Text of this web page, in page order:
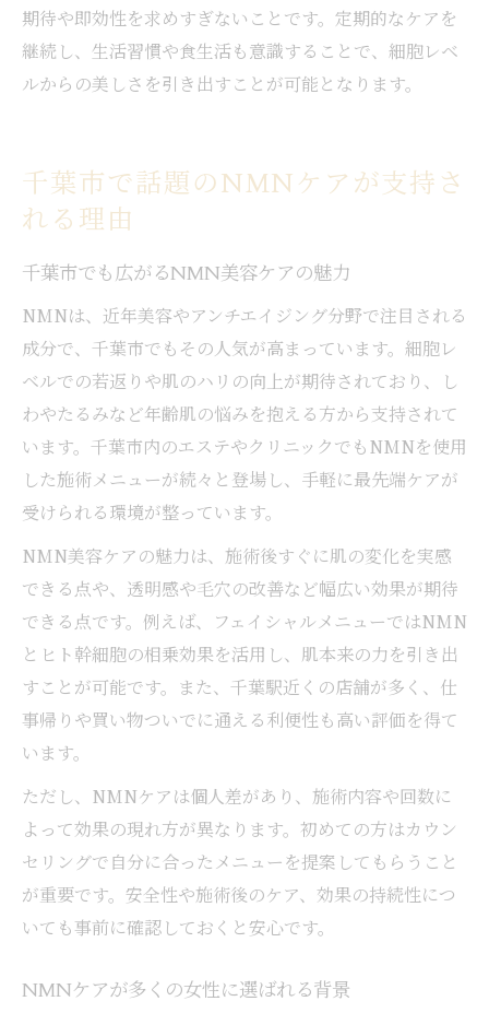
期待や即効性を求めすぎないことです。定期的なケアを
継続し、生活習慣や食生活も意識することで、細胞レベ
ルからの美しさを引き出すことが可能となります。
千葉市で話題のNMNケアが支持さ
れる理由
千葉市でも広がるNMN美容ケアの魅力
NMNは、近年美容やアンチエイジング分野で注目される
成分で、千葉市でもその人気が高まっています。細胞レ
ベルでの若返りや肌のハリの向上が期待されており、し
わやたるみなど年齢肌の悩みを抱える方から支持されて
います。千葉市内のエステやクリニックでもNMNを使用
した施術メニューが続々と登場し、手軽に最先端ケアが
受けられる環境が整っています。
NMN美容ケアの魅力は、施術後すぐに肌の変化を実感
できる点や、透明感や毛穴の改善など幅広い効果が期待
できる点です。例えば、フェイシャルメニューではNMN
とヒト幹細胞の相乗効果を活用し、肌本来の力を引き出
すことが可能です。また、千葉駅近くの店舗が多く、仕
事帰りや買い物ついでに通える利便性も高い評価を得て
います。
ただし、NMNケアは個人差があり、施術内容や回数に
よって効果の現れ方が異なります。初めての方はカウン
セリングで自分に合ったメニューを提案してもらうこと
が重要です。安全性や施術後のケア、効果の持続性につ
いても事前に確認しておくと安心です。
NMNケアが多くの女性に選ばれる背景